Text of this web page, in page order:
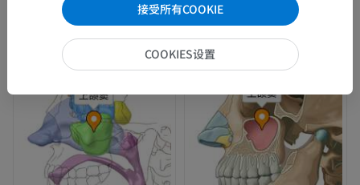
接受所有COOKIE
COOKIES设置